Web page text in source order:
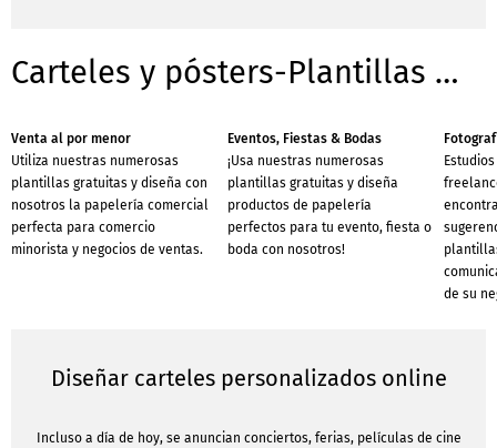
Carteles y pósters-Plantillas para negocios
Venta al por menor
Utiliza nuestras numerosas
plantillas gratuitas y diseña con
nosotros la papelería comercial
perfecta para comercio
minorista y negocios de ventas.
Eventos, Fiestas & Bodas
¡Usa nuestras numerosas
plantillas gratuitas y diseña
productos de papelería
perfectos para tu evento, fiesta o
boda con nosotros!
de su
Diseñar carteles personalizados online
Incluso a día de hoy, se anuncian conciertos, ferias, películas de cine